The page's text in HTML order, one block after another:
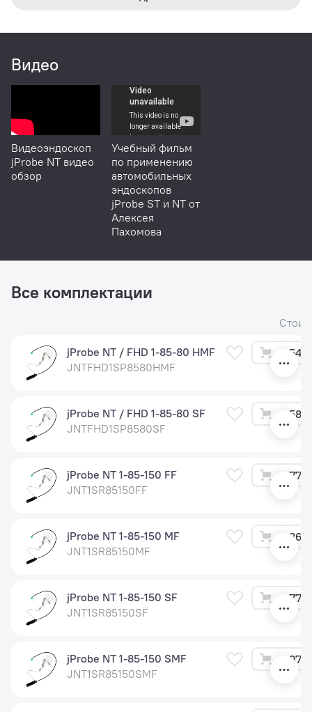
Видео
Видеоэндоскоп
jProbe NT видео
обзор
Учебный фильм
по применению
автомобильных
эндоскопов
jProbe ST и NT от
Алексея
Пахомова
Все комплектации
jProbe NT / FHD 1-85-80 HMF
JNTFHD1SP8580HMF
54
jProbe NT / FHD 1-85-80 SF
JNTFHD1SP8580SF
58
jProbe NT 1-85-150 FF
JNT1SR85150FF
77
jProbe NT 1-85-150 MF
JNT1SR85150MF
86
jProbe NT 1-85-150 SF
JNT1SR85150SF
77
jProbe NT 1-85-150 SMF
JNT1SR85150SMF
97